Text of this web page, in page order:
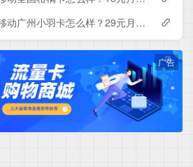
移动广州小羽卡怎么样？29元月租包150G+100分钟+会员——移动流量卡测评
广告